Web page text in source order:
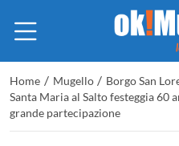
Home / Mugello / Borgo San
Santa Maria al Salto festeggia 60
grande partecipazione